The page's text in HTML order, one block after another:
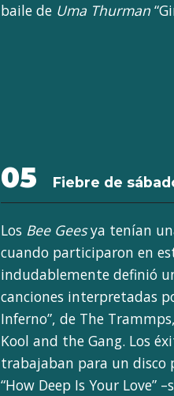
baile de Uma Thurman
05 Fiebre de
Los Bee Geesya tenían
cuando participaron en
indudablemente definió
canciones interpretadas
Inferno”, de The
Kool and the Gang. Los
trabajaban para un disco
“How Deep Is Your Love”